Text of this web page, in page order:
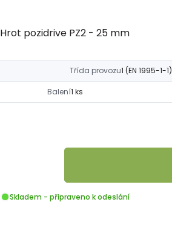
Hrot pozidrive PZ2 - 25 mm
Třída provozu1 (EN 1995-1-1)
Balení1 ks
Skladem - připraveno k odeslání